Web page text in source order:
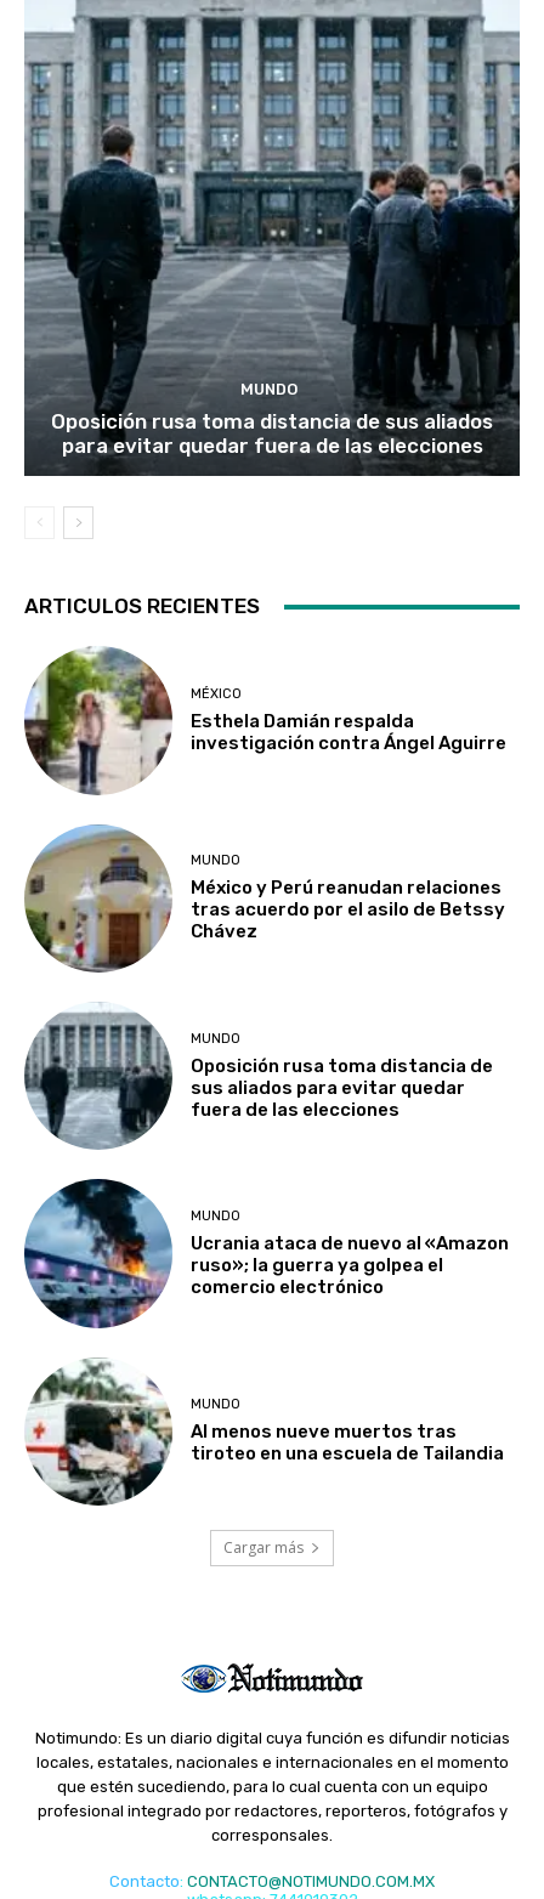
MUNDO
Oposición rusa toma distancia de sus aliados
para evitar quedar fuera de las elecciones
ARTICULOS RECIENTES
MÉXICO
Esthela Damián respalda
investigación contra Ángel Aguirre
MUNDO
México y Perú reanudan relaciones
tras acuerdo por el asilo de Betssy
Chávez
MUNDO
Oposición rusa toma distancia de
sus aliados para evitar quedar
fuera de las elecciones
MUNDO
Ucrania ataca de nuevo al «Amazon
ruso»; la guerra ya golpea el
comercio electrónico
MUNDO
Al menos nueve muertos tras
tiroteo en una escuela de Tailandia
Cargar más
Notimundo: Es un diario digital cuya función es difundir noticias
locales, estatales, nacionales e internacionales en el momento
que estén sucediendo, para lo cual cuenta con un equipo
profesional integrado por redactores, reporteros, fotógrafos y
corresponsales.
Contacto: CONTACTO@NOTIMUNDO.COM.MX